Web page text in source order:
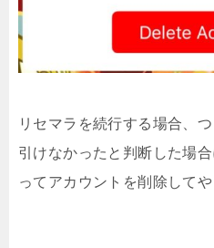
リセマラを続行する場合、
引けなかったと判断した場
ってアカウントを削除してや